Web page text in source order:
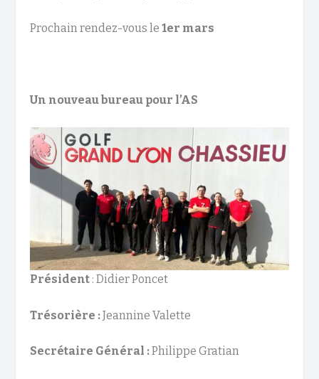
Prochain rendez-vous le1er mars
Un nouveau bureau pour l’AS
Président : Didier Poncet
Trésorière :Jeannine Valette
Secrétaire Général :Philippe Gratian